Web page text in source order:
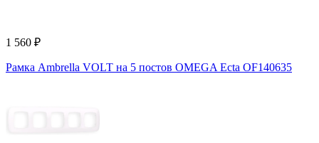
1 560 ₽
Рамка Ambrella VOLT на 5 постов OMEGA Ecta OF140635